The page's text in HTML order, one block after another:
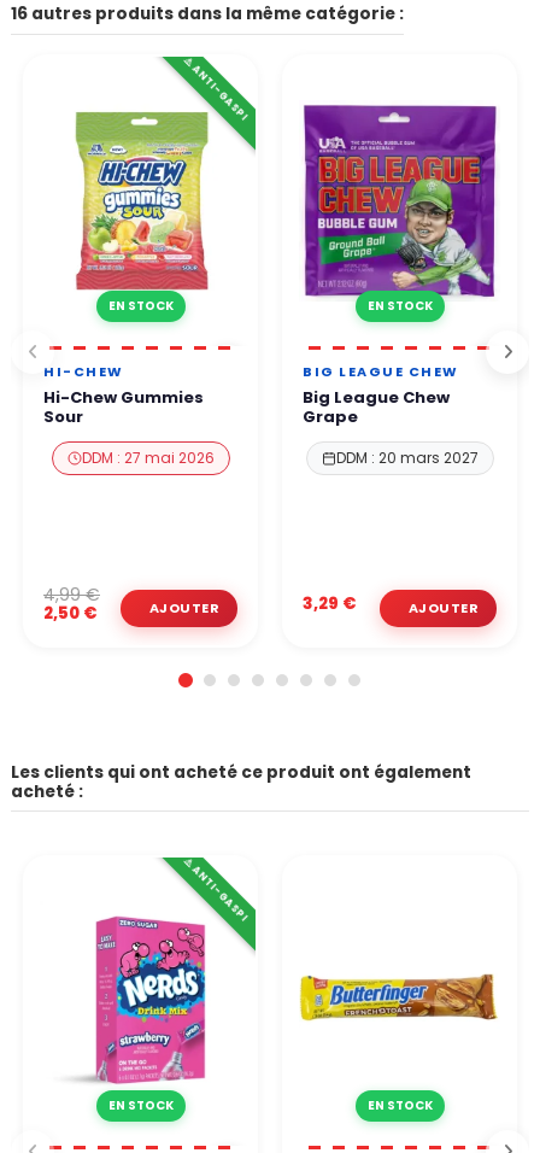
Autres moyens de paiement disponibles selon votre pays
👉 Tous les paiements sont 100 % sécurisés grâce à des
protocoles de protection renforcés.
Vous pouvez commander en toute confiance.
Le formulaire de contact du site, l’adresse email indiquée sur le
site.
Par téléphone Notre équipe vous répond sous 24 à 48h
16 autres produits dans la même catégorie :
EN STOCK
⚠️ ANTI-GASPI
HI-CHEW
Hi-Chew Gummies
Sour
DDM : 27 mai 2026
2,50 €
4,99 €
EN STOCK
BIG LEAGUE CHEW
Big League Chew
Grape
DDM : 20 mars 2027
3,29 €
Les clients qui ont acheté ce produit ont également
acheté :
EN STOCK
⚠️ ANTI-GASPI
EN STOCK